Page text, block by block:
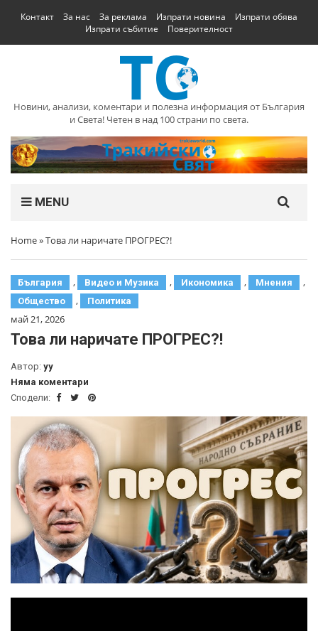
Контакт За нас За реклама Изпрати новина
Изпрати обява
Изпрати събитие
Поверителност
Новини, анализи, коментари и полезна информация от България
и Света! Четен в над 100 страни по света.
MENU
Home»Това ли наричате ПРОГРЕС?!
България , Видео и Музика , Икономика , Мнения ,
Общество , Политика
май 21, 2026
Това ли наричате ПРОГРЕС?!
Автор: yy
Няма коментари
Сподели: